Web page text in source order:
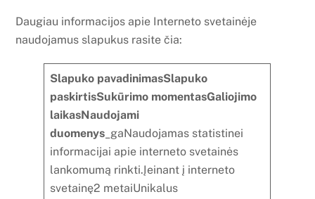
Daugiau informacijos apie Interneto svetainėje
naudojamus slapukus rasite čia:
Slapuko pavadinimasSlapuko
paskirtisSukūrimo momentasGaliojimo
laikasNaudojami
duomenys _gaNaudojamas statistinei
informacijai apie interneto svetainės
lankomumą rinkti.Įeinant į interneto
svetainę2 metaiUnikalus